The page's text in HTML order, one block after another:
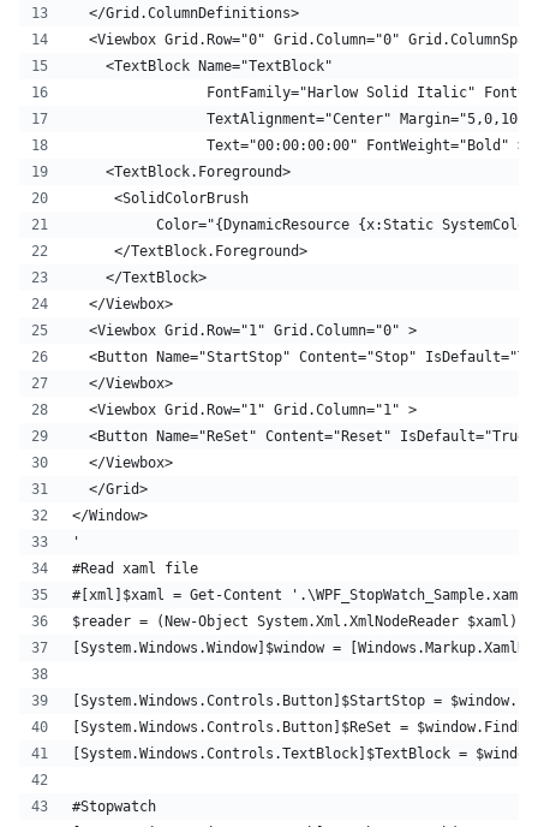
  </Grid.ColumnDefinitions>
<Viewbox Grid.Row="0" Grid.Column="0"
    <TextBlock Name="TextBlock"
FontFamily="Harlow Solid Italic"
TextAlignment="Center"
                Text="00:00:00:00" FontWeight="Bold" >
    <TextBlock.Foreground>
     <SolidColorBrush
Color="{DynamicResource {x:Static
     </TextBlock.Foreground>
    </TextBlock>
  </Viewbox>
  <Viewbox Grid.Row="1" Grid.Column="0" >
<Button Name="StartStop" Content="Stop"
  </Viewbox>
  <Viewbox Grid.Row="1" Grid.Column="1" >
<Button Name="ReSet" Content="Reset" IsDefault="True"
  </Viewbox>
  </Grid>
</Window>
'
#Read xaml file
#[xml]$xaml = Get-Content '.\WPF_StopWatch_Sample.xaml'
$reader = (New-Object System.Xml.XmlNodeReader $xaml)
[System.Windows.Window]$window =
[System.Windows.Controls.Button]$StartStop =
[System.Windows.Controls.Button]$ReSet =
[System.Windows.Controls.TextBlock]$TextBlock =
#Stopwatch